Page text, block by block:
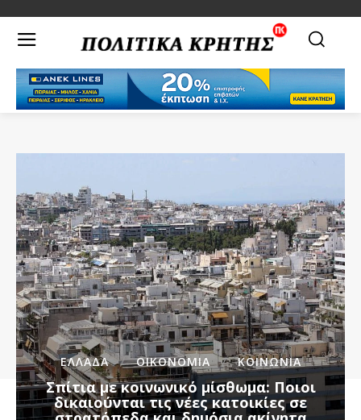
ΕΛΛΑΔΑ ΟΙΚΟΝΟΜΙΑ ΚΟΙΝΩΝΙΑ
Σπίτια με κοινωνικό μίσθωμα: Ποιοι
δικαιούνται τις νέες κατοικίες σε